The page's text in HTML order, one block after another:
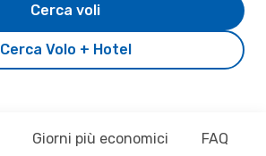
Cerca Volo + Hotel
Cerca voli
Giorni più economici FAQ